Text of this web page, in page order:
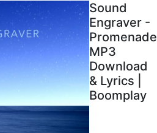
Sound
Engraver -
Promenade
MP3
Download
& Lyrics |
Boomplay